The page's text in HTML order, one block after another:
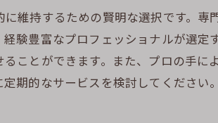
特性理解
品の選定
めの地域専門家の活用
維持するための賢明な選択です。専
験豊富なプロフェッショナルが選定
ことができます。また、プロの手に
期的なサービスを検討してください。